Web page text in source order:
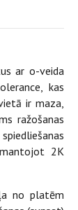
ar o-veida
kas
ir maza,
ražošanas
2K
no platēm